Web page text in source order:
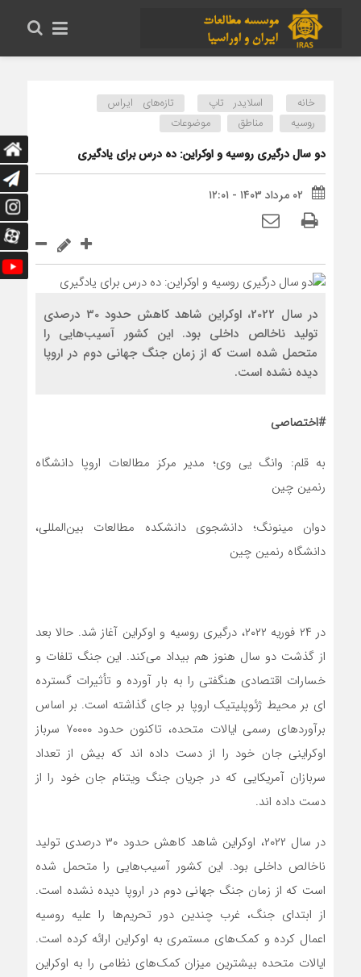
خانه اسلایدر تاپ
تازه‌های ایراس
روسیه
مناطق موضوعات
دو سال درگیری روسیه و اوکراین: ده درس برای یادگیری
۰۲ مرداد ۱۴۰۳ - ۱۲:۰۱
در سال 2022، اوکراین شاهد کاهش حدود 30 درصدی
تولید ناخالص داخلی بود. این کشور آسیب‌هایی را
متحمل شده است که از زمان جنگ جهانی دوم در اروپا
دیده نشده است.
#اختصاصی
به قلم: وانگ یی وی؛ مدیر مرکز مطالعات اروپا دانشگاه
رنمین چین
دوان مینونگ؛ دانشجوی دانشکده مطالعات بین‌المللی،
دانشگاه رنمین چین
در ۲۴ فوریه ۲۰۲۲، درگیری روسیه و اوکراین آغاز شد. حالا بعد
از گذشت دو سال هنوز هم بیداد می‌کند. این جنگ تلفات و
خسارات اقتصادی هنگفتی را به بار آورده و تأثیرات گسترده
ای بر محیط ژئوپلیتیک اروپا بر جای گذاشته است. بر اساس
برآوردهای رسمی ایالات متحده، تاکنون حدود ۷۰۰۰۰ سرباز
اوکراینی جان خود را از دست داده اند که بیش از تعداد
سربازان آمریکایی که در جریان جنگ ویتنام جان خود را از
دست داده اند.
در سال ۲۰۲۲، اوکراین شاهد کاهش حدود ۳۰ درصدی تولید
ناخالص داخلی بود. این کشور آسیب‌هایی را متحمل شده
است که از زمان جنگ جهانی دوم در اروپا دیده نشده است.
از ابتدای جنگ، غرب چندین دور تحریم‌ها را علیه روسیه
اعمال کرده و کمک‌های مستمری به اوکراین ارائه کرده است.
ایالات متحده بیشترین میزان کمک‌های نظامی را به اوکراین